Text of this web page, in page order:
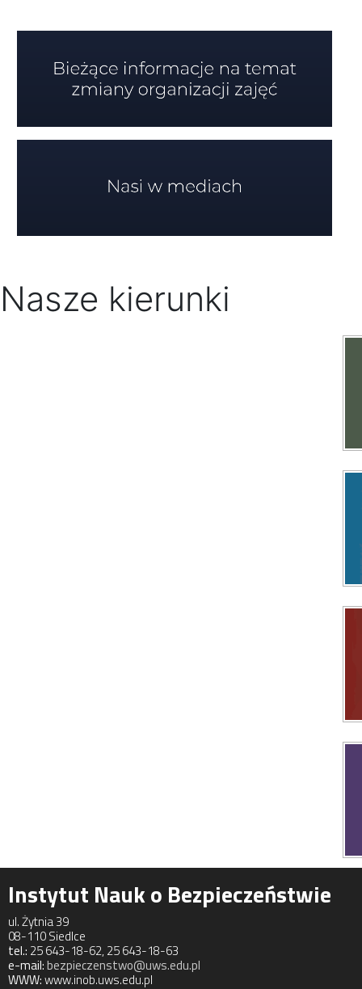
Nasze kierunki
Instytut Nauk o Bezpieczeństwie
ul. Żytnia 39
08-110 Siedlce
tel.: 25 643-18-62, 25 643-18-63
e-mail:bezpieczenstwo@uws.edu.pl
WWW:www.inob.uws.edu.pl